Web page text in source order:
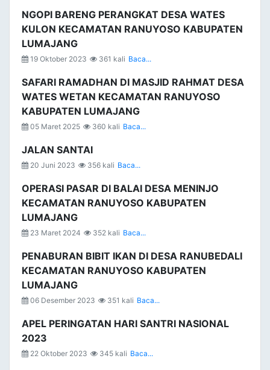
NGOPI BARENG PERANGKAT DESA WATES
KULON KECAMATAN RANUYOSO KABUPATEN
LUMAJANG
19 Oktober 2023 361 kali Baca...
SAFARI RAMADHAN DI MASJID RAHMAT DESA
WATES WETAN KECAMATAN RANUYOSO
KABUPATEN LUMAJANG
05 Maret 2025 360 kali Baca...
JALAN SANTAI
20 Juni 2023 356 kali Baca...
OPERASI PASAR DI BALAI DESA MENINJO
KECAMATAN RANUYOSO KABUPATEN
LUMAJANG
23 Maret 2024 352 kali Baca...
PENABURAN BIBIT IKAN DI DESA RANUBEDALI
KECAMATAN RANUYOSO KABUPATEN
LUMAJANG
06 Desember 2023 351 kali Baca...
APEL PERINGATAN HARI SANTRI NASIONAL
2023
22 Oktober 2023 345 kali Baca...